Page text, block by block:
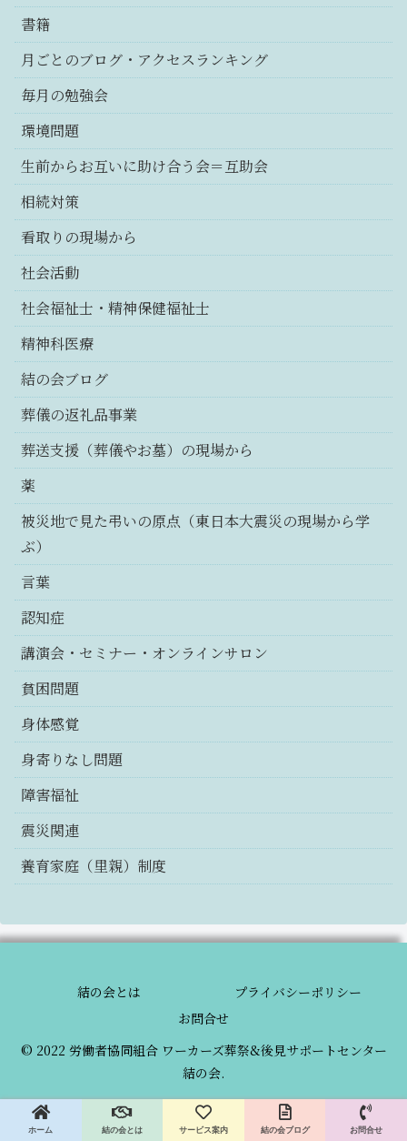
書籍
月ごとのブログ・アクセスランキング
毎月の勉強会
環境問題
生前からお互いに助け合う会＝互助会
相続対策
看取りの現場から
社会活動
社会福祉士・精神保健福祉士
精神科医療
結の会ブログ
葬儀の返礼品事業
葬送支援（葬儀やお墓）の現場から
薬
被災地で見た弔いの原点（東日本大震災の現場から学
ぶ）
言葉
認知症
講演会・セミナー・オンラインサロン
貧困問題
身体感覚
身寄りなし問題
障害福祉
震災関連
養育家庭（里親）制度
結の会とは
プライバシーポリシー
お問合せ
© 2022 労働者協同組合 ワーカーズ葬祭&後見サポートセンター
結の会.
ホーム 結の会とは サービス案内 結の会ブログ お問合せ